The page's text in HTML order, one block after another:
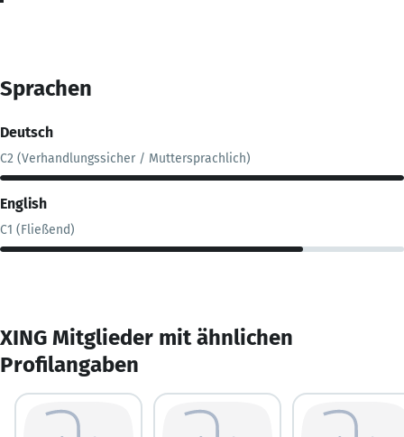
Sprachen
Deutsch
C2 (Verhandlungssicher / Muttersprachlich)
English
C1 (Fließend)
XING Mitglieder mit ähnlichen
Profilangaben